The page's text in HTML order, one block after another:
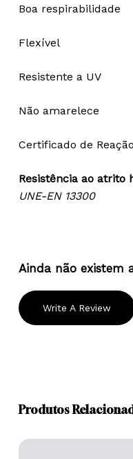
Boa respirabilidade
Flexível
Resistente a UV
Não amarelece
Certificado de
Resistência ao atrito
UNE-EN 13300
Ainda não existem
Write A Review
Produtos